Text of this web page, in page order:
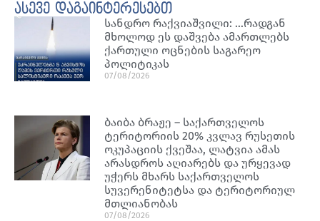
ასევე დაგაინტერესებთ
სანდრო რაქვიაშვილი: …რადგან
მხოლოდ ეს დაშვება ამართლებს
ქართული ოცნების საგარეო
პოლიტიკას
07/08/2026
ბაიბა ბრაჟე – საქართველოს
ტერიტორიის 20% კვლავ რუსეთის
ოკუპაციის ქვეშაა, ლატვია ამას
არასდროს აღიარებს და ურყევად
უჭერს მხარს საქართველოს
სუვერენიტეტსა და ტერიტორიულ
მთლიანობას
07/08/2026